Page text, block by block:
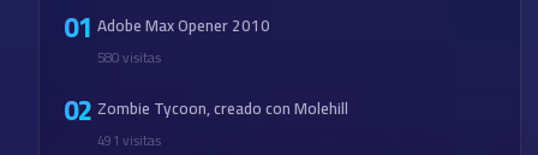
01 Adobe Max Opener 2010
580 visitas
02Zombie Tycoon, creado con Molehill
491 visitas